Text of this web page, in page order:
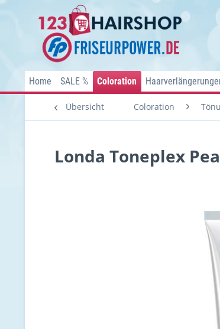
Home SALE % Coloration
Übersicht Coloration
Londa Toneplex